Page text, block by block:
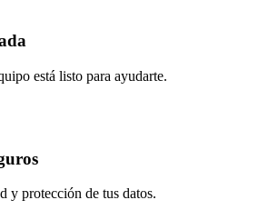
está listo para ayudarte.
y protección de tus datos.